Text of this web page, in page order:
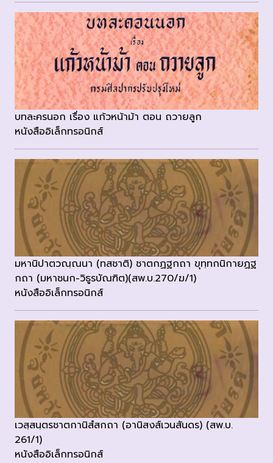
บทละครนอก เรื่อง แก้วหน้าม้า ตอน ถวายลูก
หนังสืออิเล็กทรอนิกส์
มหานิปาตวณฺณนา (ทสชาติ) ชาตกฏฐกถา ขุทฺทกนิกายฏฐ
กถา (มหาชนก-วิธูรบัณฑิต)(สพ.บ.270/ฆ/1)
หนังสืออิเล็กทรอนิกส์
เวสฺสนฺตรชาตกานิสํสกถา (อานิสงส์เวนสันดร) (สพ.บ.
261/1)
หนังสืออิเล็กทรอนิกส์